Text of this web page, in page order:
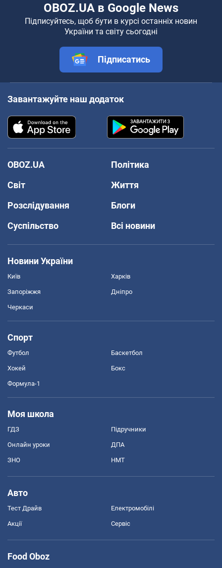
OBOZ.UA в Google News
Підписуйтесь, щоб бути в курсі останніх новин
України та світу сьогодні
Підписатись
Завантажуйте наш додаток
OBOZ.UA
Політика
Світ
Життя
Розслідування
Блоги
Суспільство
Всі новини
Новини України
Київ Харків
Запоріжжя Дніпро
Черкаси
Спорт
Футбол Баскетбол
Хокей Бокс
Формула-1
Моя школа
ГДЗ Підручники
Онлайн уроки ДПА
ЗНО НМТ
Авто
Тест Драйв Електромобілі
Акції Сервіс
Food Oboz